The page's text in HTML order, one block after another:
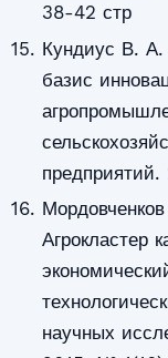
38-42 стр
Кундиус В. А.
базис
Агрокластер
научных